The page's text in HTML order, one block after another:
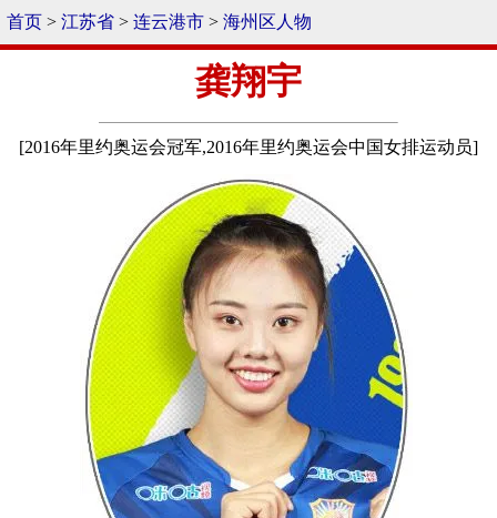
首页 > 江苏省 > 连云港市 > 海州区人物
龚翔宇
[2016年里约奥运会冠军,2016年里约奥运会中国女排运动员]